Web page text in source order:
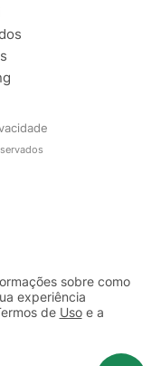
sobre como
experiência
de Usoe a